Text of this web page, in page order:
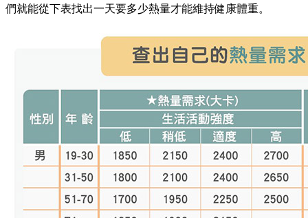
們就能從下表找出一天要多少熱量才能維持健康體重。